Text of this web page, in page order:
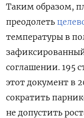
Таким образом,
преодолеть
температуры в
соглашении. 195
этот документ в
сократить
не допустить